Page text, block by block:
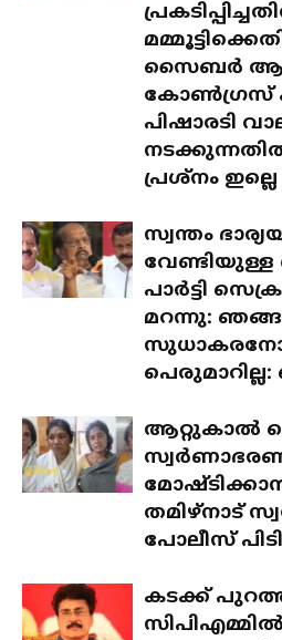
സൈബർ
കോൺഗ്രസ്
പിഷാരടി
പ്രശ്‌നം
സ്വന്തം
വേണ്ടിയുള്ള
പാർട്ടി
മറന്നു:
ആറ്റുകാൽ
തമിഴ്‌നാട്
പോലീസ്
കടക്ക്